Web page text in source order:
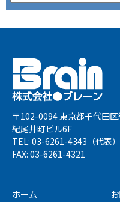
〒102-0094 東京都千代田
紀尾井町ビル6F
TEL: 03-6261-4343（代表）
FAX: 03-6261-4321
ホーム